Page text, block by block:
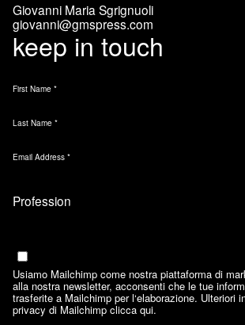
Giovanni Maria Sgrignuoli
giovanni@gmspress.com
keep in touch
First Name *
Last Name *
Email Address *
Usiamo Mailchimp come nostra piattaforma di
alla nostra newsletter, acconsenti che le tue
trasferite a Mailchimp per l‘elaborazione. Ulteriori
privacy di Mailchimp clicca qui.